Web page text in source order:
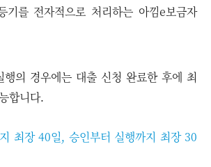
기를 전자적으로 처리하는 아낌e보금자
행의 경우에는 대출 신청 완료한 후에 최
합니다.
최장 40일, 승인부터 실행까지 최장 30